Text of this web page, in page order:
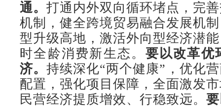
通。 打通内外双向循环堵点，完
机制，健全跨境贸易融合发展机
型升级高地，激活外向型经济潜
时全龄消费新生态。 要以改革优
济。持续深化“两个健康”，优化
配置，强化项目保障，全面激发
民营经济提质增效、行稳致远。